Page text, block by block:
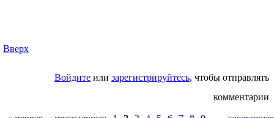
Вверх
Войдите или зарегистрируйтесь, чтобы отправлять
комментарии